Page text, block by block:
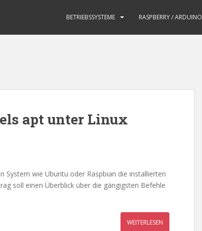
BETRIEBSSYSTEME RASPBERRY / ARDUINO
apt unter Linux
System wie Ubuntu oder Raspbian die installierten
soll einen Überblick über die gängigsten Befehle
WEITERLESEN